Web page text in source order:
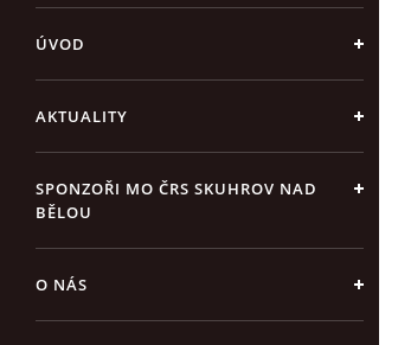
ÚVOD
AKTUALITY
SPONZOŘI MO ČRS SKUHROV NAD
BĚLOU
O NÁS